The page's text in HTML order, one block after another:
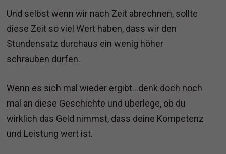
Und selbst wenn wir nach Zeit abrechnen, sollte
diese Zeit so viel Wert haben, dass wir den
Stundensatz durchaus ein wenig höher
schrauben dürfen.
Wenn es sich mal wieder ergibt…denk doch noch
mal an diese Geschichte und überlege, ob du
wirklich das Geld nimmst, dass deine Kompetenz
und Leistung wert ist.